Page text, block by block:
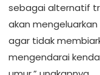
sebagai alternatif
akan
agar tidak
mengendarai